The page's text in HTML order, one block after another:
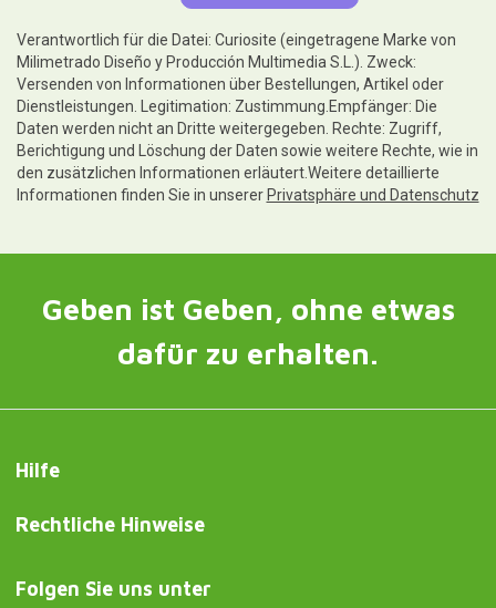
Verantwortlich für die Datei: Curiosite (eingetragene Marke von
Milimetrado Diseño y Producción Multimedia S.L.). Zweck:
Versenden von Informationen über Bestellungen, Artikel oder
Dienstleistungen. Legitimation: Zustimmung.Empfänger: Die
Daten werden nicht an Dritte weitergegeben. Rechte: Zugriff,
Berichtigung und Löschung der Daten sowie weitere Rechte, wie in
den zusätzlichen Informationen erläutert.Weitere detaillierte
Informationen finden Sie in unserer Privatsphäre und Datenschutz
Geben ist Geben, ohne etwas
dafür zu erhalten.
Hilfe
Rechtliche Hinweise
Folgen Sie uns unter